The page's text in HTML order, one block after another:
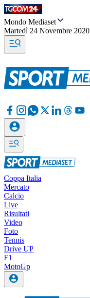
Mondo Mediaset
Martedì 24 Novembre 2020
Coppa Italia
Mercato
Calcio
Live
Risultati
Video
Foto
Tennis
Drive UP
F1
MotoGp